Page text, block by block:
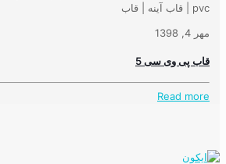
pvc | قاب آینه | قاب
مهر 4, 1398
قاب پی وی سی 5
Read more